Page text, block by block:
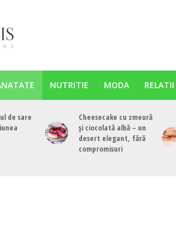
NUTRITIE MODA RELATII
de sare
Cheesecake cu zmeură
și ciocolată albă – un
desert elegant, fără
compromisuri